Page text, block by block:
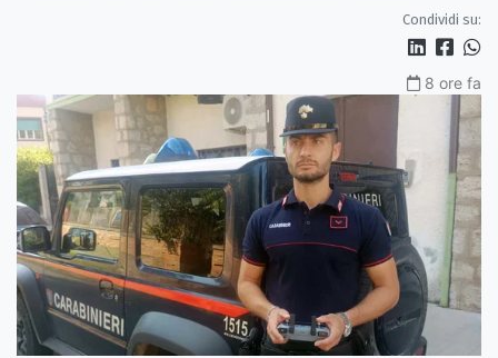
Condividi su:
8 ore fa